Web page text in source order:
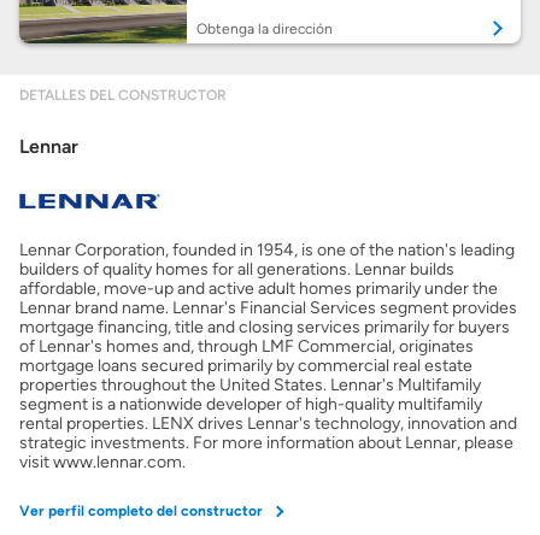
Obtener ofertas por mi casa
Obtenga la dirección
DETALLES DEL CONSTRUCTOR
Lennar
Lennar Corporation, founded in 1954, is one of the nation's leading
builders of quality homes for all generations. Lennar builds
affordable, move-up and active adult homes primarily under the
Lennar brand name. Lennar's Financial Services segment provides
mortgage financing, title and closing services primarily for buyers
of Lennar's homes and, through LMF Commercial, originates
mortgage loans secured primarily by commercial real estate
properties throughout the United States. Lennar's Multifamily
segment is a nationwide developer of high-quality multifamily
rental properties. LENX drives Lennar's technology, innovation and
strategic investments. For more information about Lennar, please
visit www.lennar.com.
Ver perfil completo del constructor